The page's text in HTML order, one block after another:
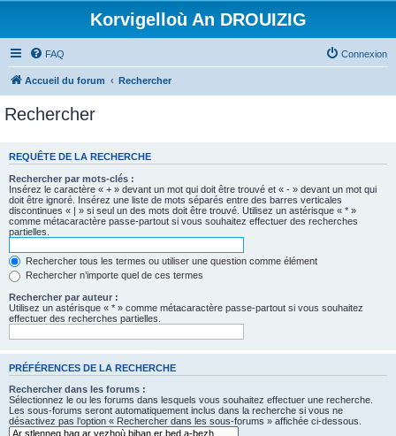
Korvigelloù An DROUIZIG
FAQ Connexion
Accueil du forum Rechercher
Rechercher
REQUÊTE DE LA RECHERCHE
Rechercher par mots-clés :
Insérez le caractère « + » devant un mot qui doit être trouvé et « - » devant un mot qui
doit être ignoré. Insérez une liste de mots séparés entre des barres verticales
discontinues « | » si seul un des mots doit être trouvé. Utilisez un astérisque « * »
comme métacaractère passe-partout si vous souhaitez effectuer des recherches
partielles.
Rechercher tous les termes ou utiliser une question comme élément
Rechercher n’importe quel de ces termes
Rechercher par auteur :
Utilisez un astérisque « * » comme métacaractère passe-partout si vous souhaitez
effectuer des recherches partielles.
PRÉFÉRENCES DE LA RECHERCHE
Rechercher dans les forums :
Sélectionnez le ou les forums dans lesquels vous souhaitez effectuer une recherche.
Les sous-forums seront automatiquement inclus dans la recherche si vous ne
désactivez pas l’option « Rechercher dans les sous-forums » affichée ci-dessous.